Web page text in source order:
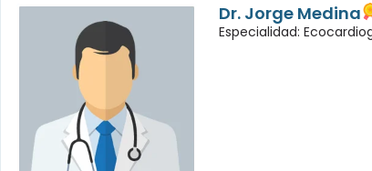
Dr. Jorge Medina
Especialidad: